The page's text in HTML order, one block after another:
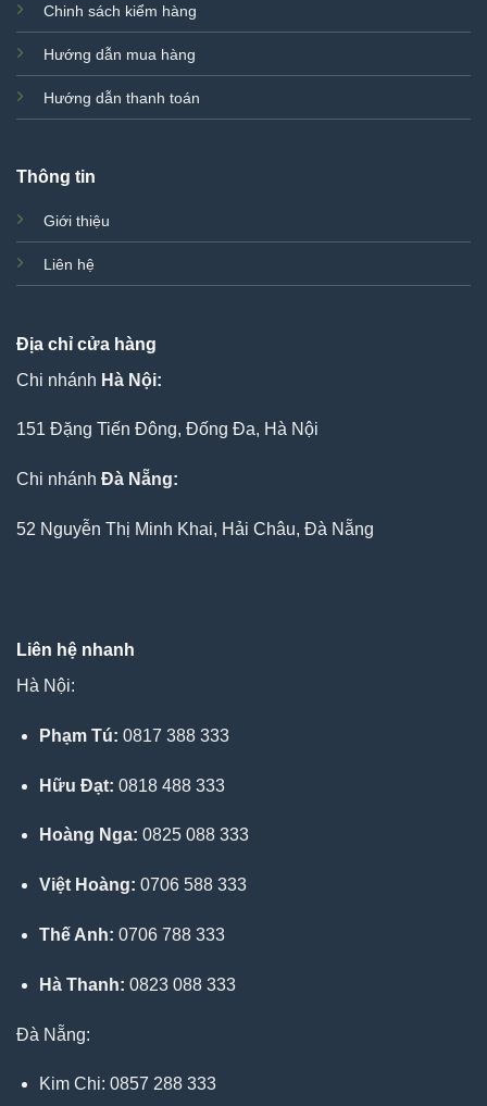
Chinh sách kiểm hàng
Hướng dẫn mua hàng
Hướng dẫn thanh toán
Thông tin
Giới thiệu
Liên hệ
Địa chỉ cửa hàng
Chi nhánh Hà Nội:
151 Đặng Tiến Đông, Đống Đa, Hà Nội
Chi nhánh Đà Nẵng:
52 Nguyễn Thị Minh Khai, Hải Châu, Đà Nẵng
Liên hệ nhanh
Hà Nội:
Phạm Tú: 0817 388 333
Hữu Đạt: 0818 488 333
Hoàng Nga: 0825 088 333
Việt Hoàng: 0706 588 333
Thế Anh: 0706 788 333
Hà Thanh: 0823 088 333
Đà Nẵng:
Kim Chi: 0857 288 333